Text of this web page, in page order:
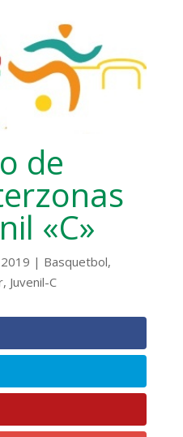
de
«C»
| Basquetbol,
, Juvenil-C